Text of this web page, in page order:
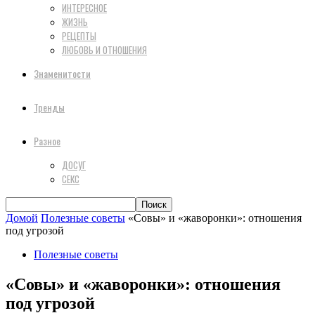
ИНТЕРЕСНОЕ
ЖИЗНЬ
РЕЦЕПТЫ
ЛЮБОВЬ И ОТНОШЕНИЯ
Знаменитости
Тренды
Разное
ДОСУГ
СЕКС
Домой Полезные советы «Совы» и «жаворонки»: отношения
под угрозой
Полезные советы
«Совы» и «жаворонки»: отношения
под угрозой